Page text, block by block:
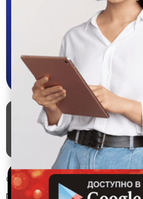
объявления - все это в
приложении SALEX!
Скачать в Google Play
Маркеты Блог
О проекте
Служба поддержки
Партнерка
© 2026 SALEX МАРКЕТ
Правила сервиса
Используем куки и
технологии